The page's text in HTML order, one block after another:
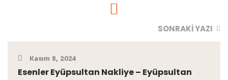
SONRAKI YAZI
Kasım 8, 2024
Esenler Eyüpsultan Nakliye – Eyüpsultan